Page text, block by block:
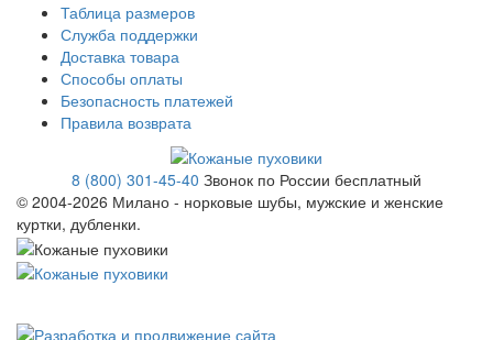
Таблица размеров
Служба поддержки
Доставка товара
Способы оплаты
Безопасность платежей
Правила возврата
8 (800) 301-45-40 Звонок по России бесплатный
© 2004-2026 Милано - норковые шубы, мужские и женские
куртки, дубленки.